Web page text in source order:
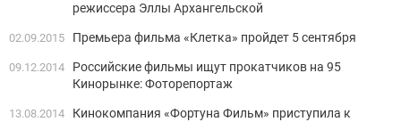
режиссера Эллы Архангельской
02.09.2015 Премьера фильма «Клетка» пройдет 5 сентября
09.12.2014
Российские фильмы ищут прокатчиков на 95
Кинорынке: Фоторепортаж
13.08.2014
Кинокомпания «Фортуна Фильм» приступила к